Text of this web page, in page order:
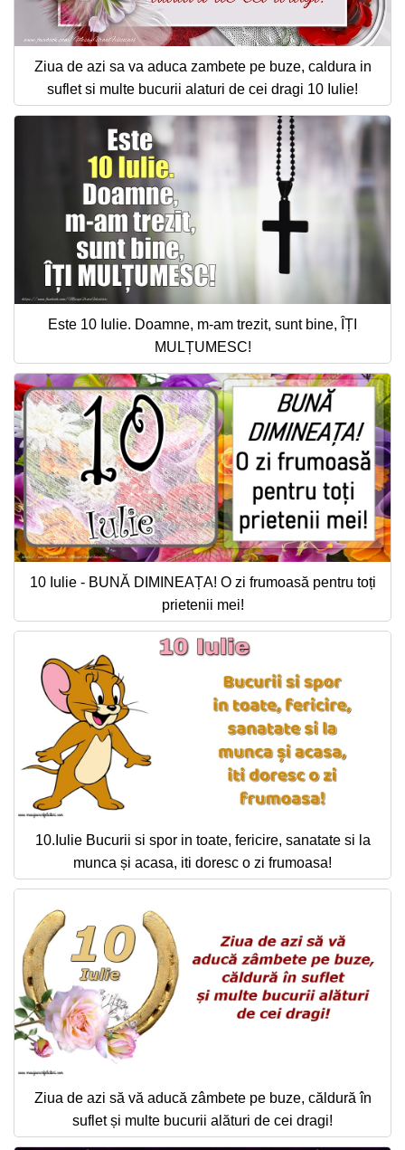
Ziua de azi sa va aduca zambete pe buze, caldura in
suflet si multe bucurii alaturi de cei dragi 10 Iulie!
Este 10 Iulie. Doamne, m-am trezit, sunt bine, ÎȚI
MULȚUMESC!
10 Iulie - BUNĂ DIMINEAȚA! O zi frumoasă pentru toți
prietenii mei!
10.Iulie Bucurii si spor in toate, fericire, sanatate si la
munca și acasa, iti doresc o zi frumoasa!
Ziua de azi să vă aducă zâmbete pe buze, căldură în
suflet și multe bucurii alături de cei dragi!